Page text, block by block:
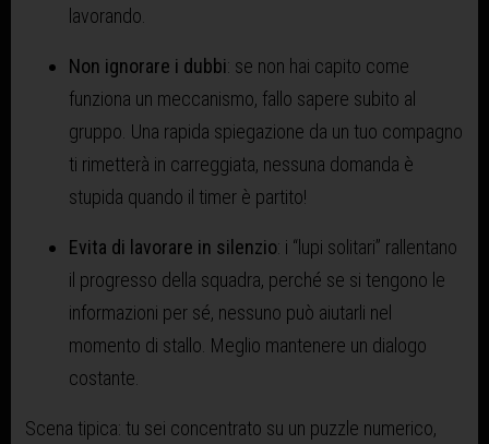
lavorando.
Non ignorare i dubbi: se non hai capito come
funziona un meccanismo, fallo sapere subito al
gruppo. Una rapida spiegazione da un tuo compagno
ti rimetterà in carreggiata, nessuna domanda è
stupida quando il timer è partito!
Evita di lavorare in silenzio: i “lupi solitari” rallentano
il progresso della squadra, perché se si tengono le
informazioni per sé, nessuno può aiutarli nel
momento di stallo. Meglio mantenere un dialogo
costante.
Scena tipica: tu sei concentrato su un puzzle numerico,